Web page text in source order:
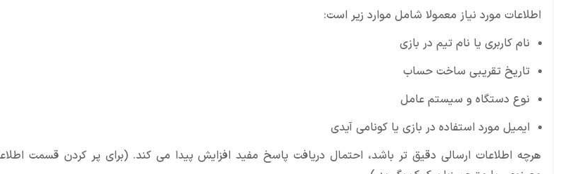
اطلاعات مورد نیاز معمولا شامل موارد زیر است:
نام کاربری یا نام تیم در بازی
تاریخ تقریبی ساخت حساب
نوع دستگاه و سیستم عامل
ایمیل مورد استفاده در بازی یا کونامی آیدی
هرچه اطلاعات ارسالی دقیق تر باشد، احتمال دریافت پاسخ مفید افزایش پیدا می کند. (برای پر کردن قسمت